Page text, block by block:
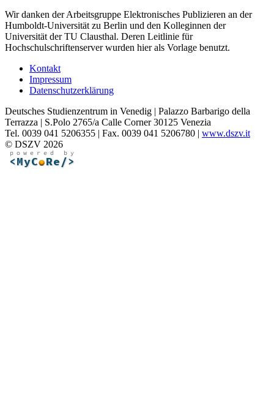
Wir danken der Arbeitsgruppe Elektronisches Publizieren an der
Humboldt-Universität zu Berlin und den Kolleginnen der
Universität der TU Clausthal. Deren Leitlinie für
Hochschulschriftenserver wurden hier als Vorlage benutzt.
Kontakt
Impressum
Datenschutzerklärung
Deutsches Studienzentrum in Venedig | Palazzo Barbarigo della
Terrazza | S.Polo 2765/a Calle Corner 30125 Venezia
Tel. 0039 041 5206355 | Fax. 0039 041 5206780 | www.dszv.it
© DSZV 2026